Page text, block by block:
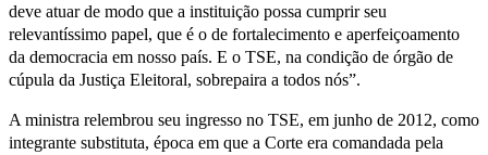
deve atuar de modo que a instituição possa cumprir seu
relevantíssimo papel, que é o de fortalecimento e aperfeiçoamento
da democracia em nosso país. E o TSE, na condição de órgão de
cúpula da Justiça Eleitoral, sobrepaira a todos nós”.
A ministra relembrou seu ingresso no TSE, em junho de 2012, como
integrante substituta, época em que a Corte era comandada pela